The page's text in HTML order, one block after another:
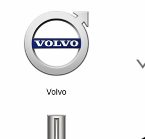
Volvo